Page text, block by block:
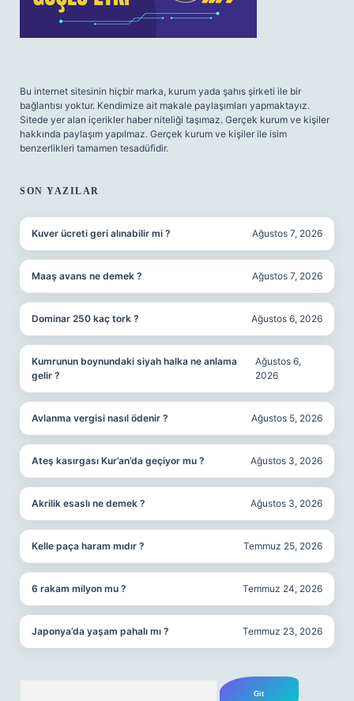
Bu internet sitesinin hiçbir marka, kurum yada şahıs şirketi ile bir
bağlantısı yoktur. Kendimize ait makale paylaşımları yapmaktayız.
Sitede yer alan içerikler haber niteliği taşımaz. Gerçek kurum ve kişiler
hakkında paylaşım yapılmaz. Gerçek kurum ve kişiler ile isim
benzerlikleri tamamen tesadüfidir.
SON YAZILAR
Kuver ücreti geri alınabilir mi ? Ağustos 7, 2026
Maaş avans ne demek ? Ağustos 7, 2026
Dominar 250 kaç tork ? Ağustos 6, 2026
Kumrunun boynundaki siyah halka ne anlama
gelir ?
Ağustos 6,
2026
Avlanma vergisi nasıl ödenir ? Ağustos 5, 2026
Ateş kasırgası Kur’an’da geçiyor mu ? Ağustos 3, 2026
Akrilik esaslı ne demek ? Ağustos 3, 2026
Kelle paça haram mıdır ? Temmuz 25, 2026
6 rakam milyon mu ? Temmuz 24, 2026
Japonya’da yaşam pahalı mı ? Temmuz 23, 2026